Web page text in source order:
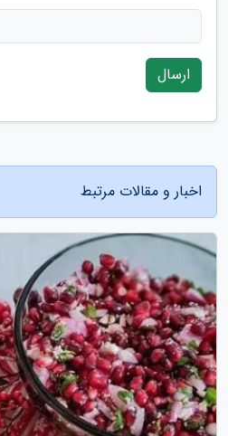
ارسال
اخبار و مقالات مرتبط